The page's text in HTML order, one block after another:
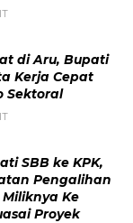
di Aru, Bupati
Kerja Cepat
Sektoral
SBB ke KPK,
Pengalihan
Miliknya Ke
Proyek